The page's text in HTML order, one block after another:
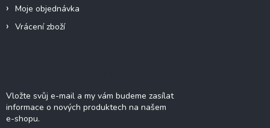
Moje objednávka
Vrácení zboží
Vložte svůj e-mail a my vám budeme zasílat
informace o nových produktech na našem
e-shopu.